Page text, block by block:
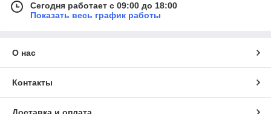
Сегодня работает с 09:00 до 18:00
Показать весь график работы
О нас
Контакты